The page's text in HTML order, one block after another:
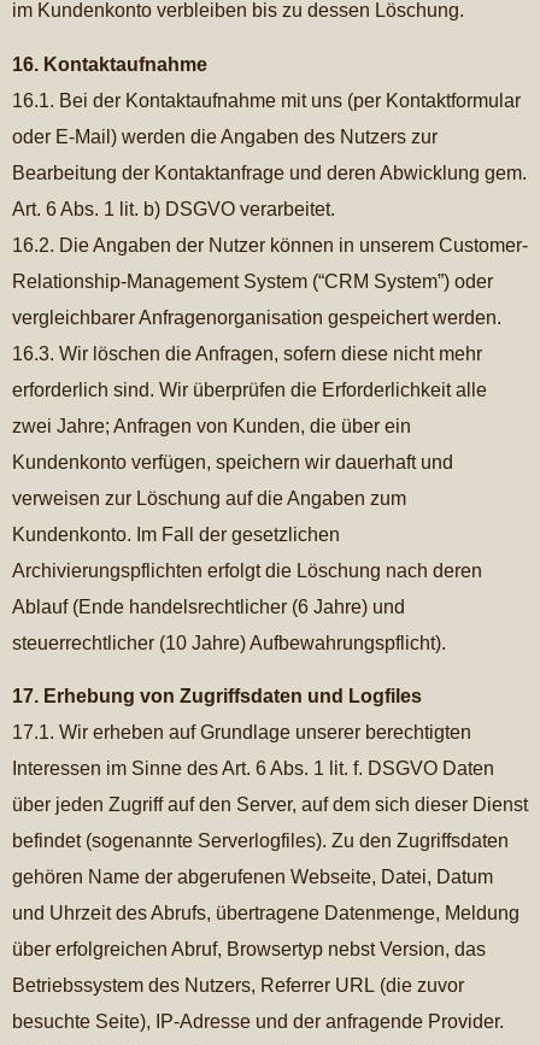
im Kundenkonto verbleiben bis zu dessen Löschung.
16. Kontaktaufnahme
16.1. Bei der Kontaktaufnahme mit uns (per Kontaktformular
oder E-Mail) werden die Angaben des Nutzers zur
Bearbeitung der Kontaktanfrage und deren Abwicklung gem.
Art. 6 Abs. 1 lit. b) DSGVO verarbeitet.
16.2. Die Angaben der Nutzer können in unserem Customer-
Relationship-Management System (“CRM System”) oder
vergleichbarer Anfragenorganisation gespeichert werden.
16.3. Wir löschen die Anfragen, sofern diese nicht mehr
erforderlich sind. Wir überprüfen die Erforderlichkeit alle
zwei Jahre; Anfragen von Kunden, die über ein
Kundenkonto verfügen, speichern wir dauerhaft und
verweisen zur Löschung auf die Angaben zum
Kundenkonto. Im Fall der gesetzlichen
Archivierungspflichten erfolgt die Löschung nach deren
Ablauf (Ende handelsrechtlicher (6 Jahre) und
steuerrechtlicher (10 Jahre) Aufbewahrungspflicht).
17. Erhebung von Zugriffsdaten und Logfiles
17.1. Wir erheben auf Grundlage unserer berechtigten
Interessen im Sinne des Art. 6 Abs. 1 lit. f. DSGVO Daten
über jeden Zugriff auf den Server, auf dem sich dieser Dienst
befindet (sogenannte Serverlogfiles). Zu den Zugriffsdaten
gehören Name der abgerufenen Webseite, Datei, Datum
und Uhrzeit des Abrufs, übertragene Datenmenge, Meldung
über erfolgreichen Abruf, Browsertyp nebst Version, das
Betriebssystem des Nutzers, Referrer URL (die zuvor
besuchte Seite), IP-Adresse und der anfragende Provider.